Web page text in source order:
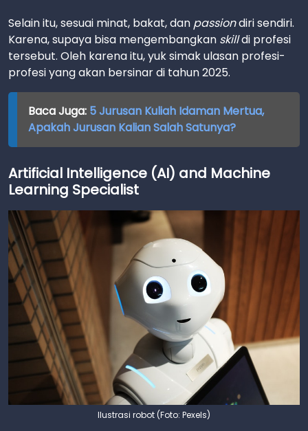
Selain itu, sesuai minat, bakat, dan passiondiri sendiri.
Karena, supaya bisa mengembangkan skilldi profesi
tersebut. Oleh karena itu, yuk simak ulasan profesi-
profesi yang akan bersinar di tahun 2025.
Baca Juga: 5 Jurusan Kuliah Idaman Mertua,
Apakah Jurusan Kalian Salah Satunya?
Artificial Intelligence (AI) and Machine
Learning Specialist
Ilustrasi robot (Foto: Pexels)